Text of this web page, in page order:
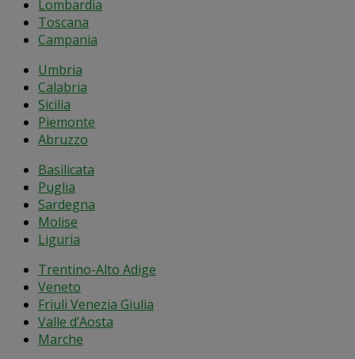
Lombardia
Toscana
Campania
Umbria
Calabria
Sicilia
Piemonte
Abruzzo
Basilicata
Puglia
Sardegna
Molise
Liguria
Trentino-Alto Adige
Veneto
Friuli Venezia Giulia
Valle d’Aosta
Marche